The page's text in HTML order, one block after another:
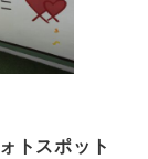
トスポット